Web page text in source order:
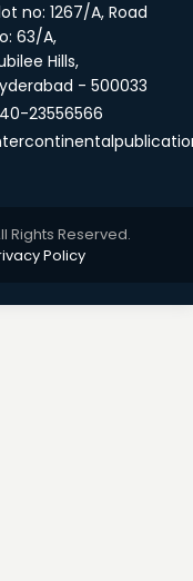
no: 1267/A, Road
63/A,
Hills,
- 500033
23556566
Rights Reserved.
Policy